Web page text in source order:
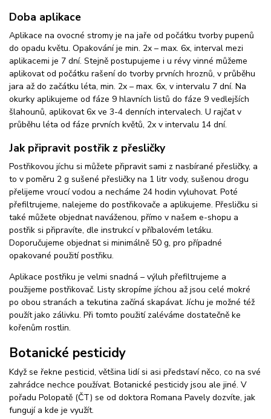
Doba aplikace
Aplikace na ovocné stromy je na jaře od počátku tvorby pupenů
do opadu květu. Opakování je min. 2x – max. 6x, interval mezi
aplikacemi je 7 dní. Stejně postupujeme i u révy vinné můžeme
aplikovat od počátku rašení do tvorby prvních hroznů, v průběhu
jara až do začátku léta, min. 2x – max. 6x, v intervalu 7 dní. Na
okurky aplikujeme od fáze 9 hlavních listů do fáze 9 vedlejších
šlahounů, aplikovat 6x ve 3-4 denních intervalech. U rajčat v
průběhu léta od fáze prvních květů, 2x v intervalu 14 dní.
Jak připravit postřik z přesličky
Postřikovou jíchu si můžete připravit sami z nasbírané přesličky, a
to v poměru 2 g sušené přesličky na 1 litr vody, sušenou drogu
přelijeme vroucí vodou a necháme 24 hodin vyluhovat. Poté
přefiltrujeme, nalejeme do postřikovače a aplikujeme. Přesličku si
také můžete objednat naváženou, přímo v našem e-shopu a
postřik si připravíte, dle instrukcí v příbalovém letáku.
Doporučujeme objednat si minimálně 50 g, pro případné
opakované použití postřiku.
Aplikace postřiku je velmi snadná – výluh přefiltrujeme a
použijeme postřikovač. Listy skropíme jíchou až jsou celé mokré
po obou stranách a tekutina začíná skapávat. Jíchu je možné též
použít jako zálivku. Při tomto použití zaléváme dostatečně ke
kořenům rostlin.
Botanické pesticidy
Když se řekne pesticid, většina lidí si asi představí něco, co na své
zahrádce nechce používat. Botanické pesticidy jsou ale jiné. V
pořadu Polopatě (ČT) se od doktora Romana Pavely dozvíte, jak
fungují a kde je využít.